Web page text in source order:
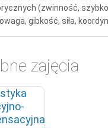
(zwinność,
gibkość, siła,
zajęcia